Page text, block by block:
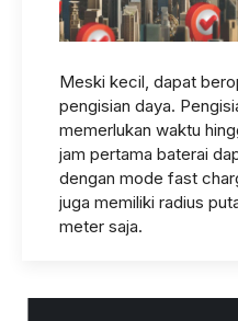
Meski kecil, dapat
pengisian daya.
memerlukan waktu
jam pertama baterai
dengan mode fast
juga memiliki radius
meter saja.